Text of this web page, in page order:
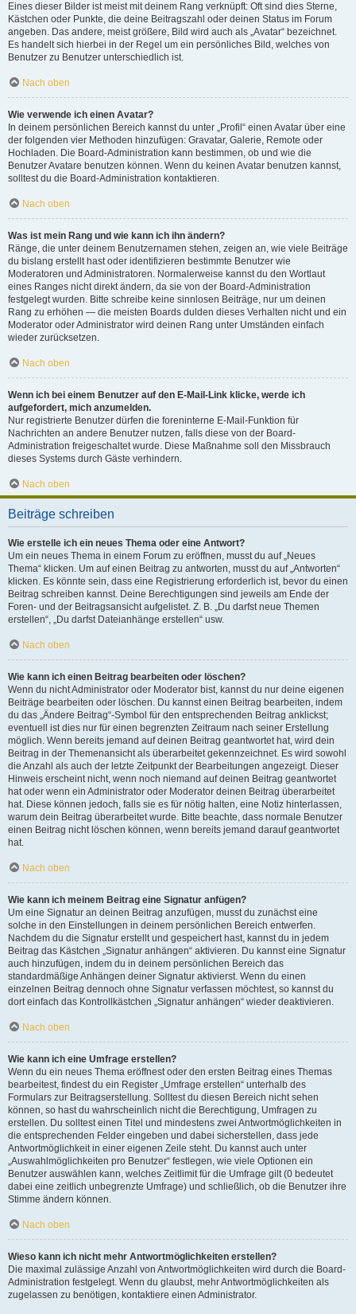
Eines dieser Bilder ist meist mit deinem Rang verknüpft: Oft sind dies Sterne,
Kästchen oder Punkte, die deine Beitragszahl oder deinen Status im Forum
angeben. Das andere, meist größere, Bild wird auch als „Avatar“ bezeichnet.
Es handelt sich hierbei in der Regel um ein persönliches Bild, welches von
Benutzer zu Benutzer unterschiedlich ist.
Nach oben
Wie verwende ich einen Avatar?
In deinem persönlichen Bereich kannst du unter „Profil“ einen Avatar über eine
der folgenden vier Methoden hinzufügen: Gravatar, Galerie, Remote oder
Hochladen. Die Board-Administration kann bestimmen, ob und wie die
Benutzer Avatare benutzen können. Wenn du keinen Avatar benutzen kannst,
solltest du die Board-Administration kontaktieren.
Nach oben
Was ist mein Rang und wie kann ich ihn ändern?
Ränge, die unter deinem Benutzernamen stehen, zeigen an, wie viele Beiträge
du bislang erstellt hast oder identifizieren bestimmte Benutzer wie
Moderatoren und Administratoren. Normalerweise kannst du den Wortlaut
eines Ranges nicht direkt ändern, da sie von der Board-Administration
festgelegt wurden. Bitte schreibe keine sinnlosen Beiträge, nur um deinen
Rang zu erhöhen — die meisten Boards dulden dieses Verhalten nicht und ein
Moderator oder Administrator wird deinen Rang unter Umständen einfach
wieder zurücksetzen.
Nach oben
Wenn ich bei einem Benutzer auf den E-Mail-Link klicke, werde ich
aufgefordert, mich anzumelden.
Nur registrierte Benutzer dürfen die foreninterne E-Mail-Funktion für
Nachrichten an andere Benutzer nutzen, falls diese von der Board-
Administration freigeschaltet wurde. Diese Maßnahme soll den Missbrauch
dieses Systems durch Gäste verhindern.
Nach oben
Beiträge schreiben
Wie erstelle ich ein neues Thema oder eine Antwort?
Um ein neues Thema in einem Forum zu eröffnen, musst du auf „Neues
Thema“ klicken. Um auf einen Beitrag zu antworten, musst du auf „Antworten“
klicken. Es könnte sein, dass eine Registrierung erforderlich ist, bevor du einen
Beitrag schreiben kannst. Deine Berechtigungen sind jeweils am Ende der
Foren- und der Beitragsansicht aufgelistet. Z. B. „Du darfst neue Themen
erstellen“, „Du darfst Dateianhänge erstellen“ usw.
Nach oben
Wie kann ich einen Beitrag bearbeiten oder löschen?
Wenn du nicht Administrator oder Moderator bist, kannst du nur deine eigenen
Beiträge bearbeiten oder löschen. Du kannst einen Beitrag bearbeiten, indem
du das „Ändere Beitrag“-Symbol für den entsprechenden Beitrag anklickst;
eventuell ist dies nur für einen begrenzten Zeitraum nach seiner Erstellung
möglich. Wenn bereits jemand auf deinen Beitrag geantwortet hat, wird dein
Beitrag in der Themenansicht als überarbeitet gekennzeichnet. Es wird sowohl
die Anzahl als auch der letzte Zeitpunkt der Bearbeitungen angezeigt. Dieser
Hinweis erscheint nicht, wenn noch niemand auf deinen Beitrag geantwortet
hat oder wenn ein Administrator oder Moderator deinen Beitrag überarbeitet
hat. Diese können jedoch, falls sie es für nötig halten, eine Notiz hinterlassen,
warum dein Beitrag überarbeitet wurde. Bitte beachte, dass normale Benutzer
einen Beitrag nicht löschen können, wenn bereits jemand darauf geantwortet
hat.
Nach oben
Wie kann ich meinem Beitrag eine Signatur anfügen?
Um eine Signatur an deinen Beitrag anzufügen, musst du zunächst eine
solche in den Einstellungen in deinem persönlichen Bereich entwerfen.
Nachdem du die Signatur erstellt und gespeichert hast, kannst du in jedem
Beitrag das Kästchen „Signatur anhängen“ aktivieren. Du kannst eine Signatur
auch hinzufügen, indem du in deinem persönlichen Bereich das
standardmäßige Anhängen deiner Signatur aktivierst. Wenn du einen
einzelnen Beitrag dennoch ohne Signatur verfassen möchtest, so kannst du
dort einfach das Kontrollkästchen „Signatur anhängen“ wieder deaktivieren.
Nach oben
Wie kann ich eine Umfrage erstellen?
Wenn du ein neues Thema eröffnest oder den ersten Beitrag eines Themas
bearbeitest, findest du ein Register „Umfrage erstellen“ unterhalb des
Formulars zur Beitragserstellung. Solltest du diesen Bereich nicht sehen
können, so hast du wahrscheinlich nicht die Berechtigung, Umfragen zu
erstellen. Du solltest einen Titel und mindestens zwei Antwortmöglichkeiten in
die entsprechenden Felder eingeben und dabei sicherstellen, dass jede
Antwortmöglichkeit in einer eigenen Zeile steht. Du kannst auch unter
„Auswahlmöglichkeiten pro Benutzer“ festlegen, wie viele Optionen ein
Benutzer auswählen kann, welches Zeitlimit für die Umfrage gilt (0 bedeutet
dabei eine zeitlich unbegrenzte Umfrage) und schließlich, ob die Benutzer ihre
Stimme ändern können.
Nach oben
Wieso kann ich nicht mehr Antwortmöglichkeiten erstellen?
Die maximal zulässige Anzahl von Antwortmöglichkeiten wird durch die Board-
Administration festgelegt. Wenn du glaubst, mehr Antwortmöglichkeiten als
zugelassen zu benötigen, kontaktiere einen Administrator.